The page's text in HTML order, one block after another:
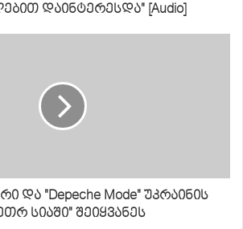
დაინტერესდა" [Audio]
და "Depeche Mode" უკრაინის
სიაში" შეიყვანეს